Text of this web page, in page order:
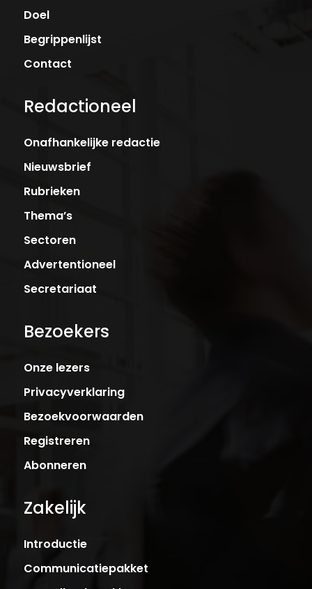
Doel
Begrippenlijst
Contact
Redactioneel
Onafhankelijke redactie
Nieuwsbrief
Rubrieken
Thema’s
Sectoren
Advertentioneel
Secretariaat
Bezoekers
Onze lezers
Privacyverklaring
Bezoekvoorwaarden
Registreren
Abonneren
Zakelijk
Introductie
Communicatiepakket